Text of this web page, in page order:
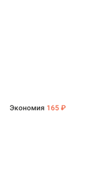
Экономия 165 ₽